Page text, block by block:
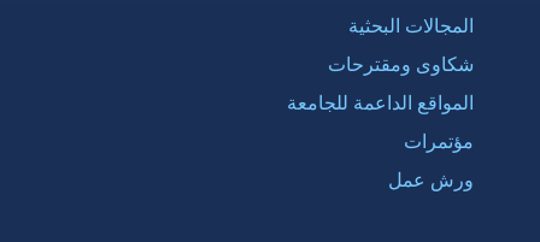
المجالات البحثية
شكاوى ومقترحات
المواقع الداعمة للجامعة
مؤتمرات
ورش عمل